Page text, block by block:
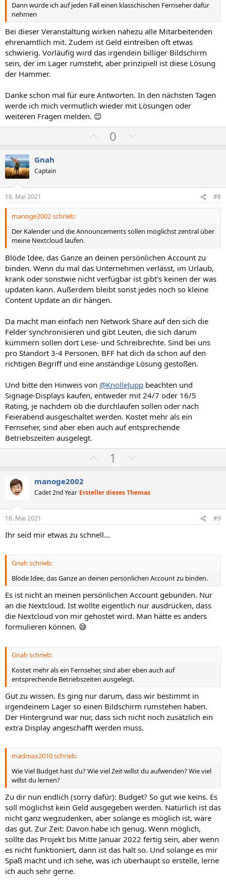
Dann würde ich auf jeden Fall einen klasschischen Fernseher dafür
nehmen
Bei dieser Veranstaltung wirken nahezu alle Mitarbeitenden
ehrenamtlich mit. Zudem ist Geld eintreiben oft etwas
schwierig. Vorläufig wird das irgendein billiger Bildschirm
sein, der im Lager rumsteht, aber prinzipiell ist diese Lösung
der Hammer.
Danke schon mal für eure Antworten. In den nächsten Tagen
werde ich mich vermutlich wieder mit Lösungen oder
weiteren Fragen melden. 😊
o
t
v
S
t
i
m
m
e
0
e
t
v
S
t
i
m
m
e
Gnah
Captain
16. Mai 2021 #8
manoge2002 schrieb:
Der Kalender und die Announcements sollen möglichst zentral über
meine Nextcloud laufen.
Blöde Idee, das Ganze an deinen persönlichen Account zu
binden. Wenn du mal das Unternehmen verlässt, im Urlaub,
krank oder sonstwie nicht verfügbar ist gibt's keinen der was
updaten kann. Außerdem bleibt sonst jedes noch so kleine
Content Update an dir hängen.
Da macht man einfach nen Network Share auf den sich die
Felder synchronisieren und gibt Leuten, die sich darum
kümmern sollen dort Lese- und Schreibrechte. Sind bei uns
pro Standort 3-4 Personen. BFF hat dich da schon auf den
richtigen Begriff und eine anständige Lösung gestoßen.
Und bitte den Hinweis von @KnolleJupp beachten und
Signage-Displays kaufen, entweder mit 24/7 oder 16/5
Rating, je nachdem ob die durchlaufen sollen oder nach
Feierabend ausgeschaltet werden. Kostet mehr als ein
Fernseher, sind aber eben auch auf entsprechende
Betriebszeiten ausgelegt.
o
i
t
v
e
S
i
m
m
e
1
e
a
t
v
S
i
m
m
e
manoge2002
Cadet 2nd Year Ersteller dieses Themas
16. Mai 2021 #9
Ihr seid mir etwas zu schnell...
Gnah schrieb:
Blöde Idee, das Ganze an deinen persönlichen Account zu binden.
Es ist nicht an meinen persönlichen Account gebunden. Nur
an die Nextcloud. Ist wollte eigentlich nur ausdrücken, dass
die Nextcloud von mir gehostet wird. Man hätte es anders
formulieren können. 😅
Gnah schrieb:
Kostet mehr als ein Fernseher, sind aber eben auch auf
entsprechende Betriebszeiten ausgelegt.
Gut zu wissen. Es ging nur darum, dass wir bestimmt in
irgendeinem Lager so einen Bildschirm rumstehen haben.
Der Hintergrund war nur, dass sich nicht noch zusätzlich ein
extra Display angeschafft werden muss.
madmax2010 schrieb:
Wie Viel Budget hast du? Wie viel Zeit willst du aufwenden? Wie viel
willst du lernen?
Zu dir nun endlich (sorry dafür): Budget? So gut wie keins. Es
soll möglichst kein Geld ausgegeben werden. Natürlich ist das
nicht ganz wegzudenken, aber solange es möglich ist, wäre
das gut. Zur Zeit: Davon habe ich genug. Wenn möglich,
sollte das Projekt bis Mitte Januar 2022 fertig sein, aber wenn
es nicht funktioniert, dann ist das halt so. Und solange es mir
Spaß macht und ich sehe, was ich überhaupt so erstelle, lerne
ich auch sehr gerne.